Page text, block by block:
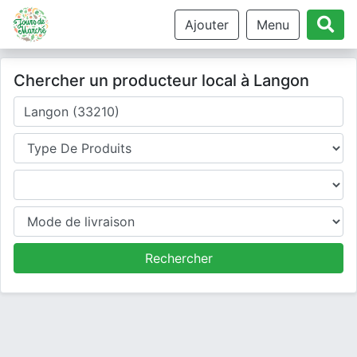
Ajouter Menu
Chercher un producteur local à Langon
Où cherchez-vous un producteur ?
Type de produits
Produits
Mode de livraison
Rechercher